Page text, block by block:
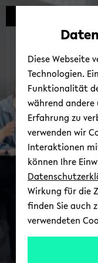
Diese Webseite
Technologien.
Funktionalität
während andere
Erfahrung zu
verwenden wir
Interaktionen
können Ihre
Wirkung für die
finden Sie auch
verwendeten